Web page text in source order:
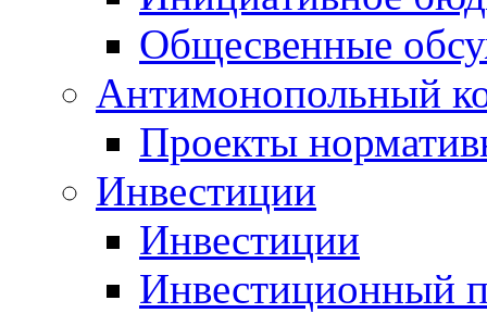
Общесвенные
Антимонопольный
Проекты
Инвестиции
Инвестиции
Инвестиционный